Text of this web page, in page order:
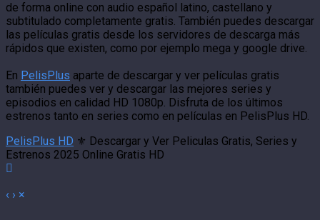
de forma online con audio español latino, castellano y
subtitulado completamente gratis. También puedes descargar
las películas gratis desde los servidores de descarga más
rápidos que existen, como por ejemplo mega y google drive.
En PelisPlus aparte de descargar y ver películas gratis
también puedes ver y descargar las mejores series y
episodios en calidad HD 1080p. Disfruta de los últimos
estrenos tanto en series como en películas en PelisPlus HD.
PelisPlus HD ⚜️ Descargar y Ver Peliculas Gratis, Series y
Estrenos 2025 Online Gratis HD
‹ › ×